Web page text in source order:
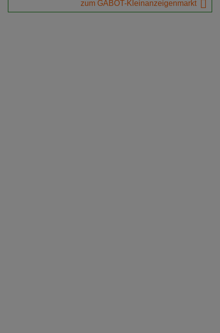
zum GABOT-Kleinanzeigenmarkt